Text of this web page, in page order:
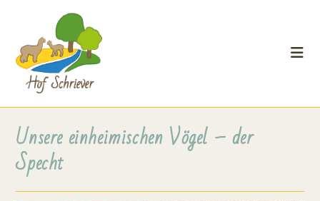
Unsere einheimischen Vögel – der
Specht